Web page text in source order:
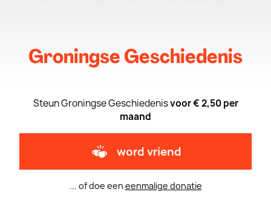
Groningse Geschiedenis
Steun Groningse Geschiedenisvoor € 2,50 per
maand
word vriend
... of doe een eenmalige donatie